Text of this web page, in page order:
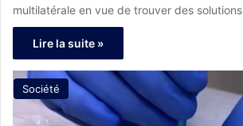
multilatérale en vue de trouver des
Lire la suite »
Société